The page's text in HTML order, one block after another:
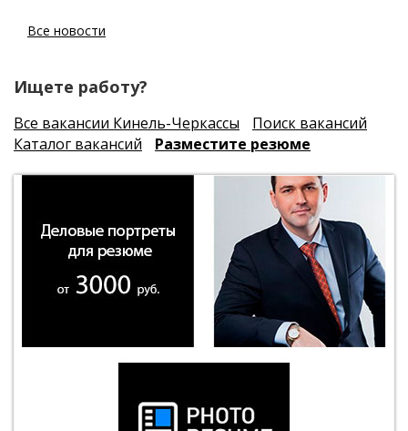
Все новости
Ищете работу?
Все вакансии Кинель-Черкассы
Поиск вакансий
Каталог вакансий
Разместите резюме